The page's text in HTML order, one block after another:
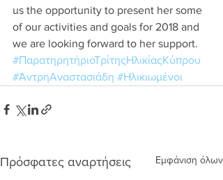
us the opportunity to present her some
of our activities and goals for 2018 and
we are looking forward to her support.
#ΠαρατηρητήριοΤρίτηςΗλικίαςΚύπρου
#ΆντρηΑναστασιάδη #Ηλικιωμένοι
Πρόσφατες αναρτήσεις Εμφάνιση όλων